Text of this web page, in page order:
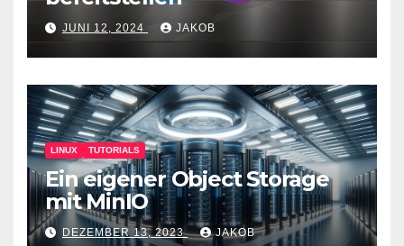
JUNI 12, 2024 JAKOB
LINUX TUTORIALS
Ein eigener Object Storage
mit MinIO
DEZEMBER 13, 2023 JAKOB